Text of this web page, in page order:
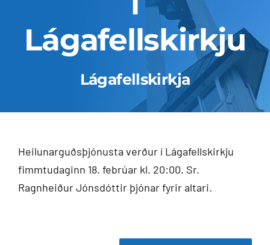
Fullorðnir
Lágafellskirkju
Lágafellskirkja
Heilunarguðsþjónusta verður í Lágafellskirkju
fimmtudaginn 18. febrúar kl. 20:00. Sr.
Ragnheiður Jónsdóttir þjónar fyrir altari.